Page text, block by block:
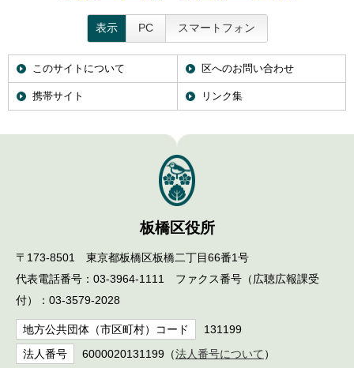
表示 PC スマートフォン
このサイトについて 区へのお問い合わせ
携帯サイト リンク集
板橋区役所
〒173-8501 東京都板橋区板橋二丁目66番1号
代表電話番号：03-3964-1111 ファクス番号（広聴広報課受
付）：03-3579-2028
地方公共団体（市区町村）コード 131199
法人番号 6000020131199（法人番号について ）